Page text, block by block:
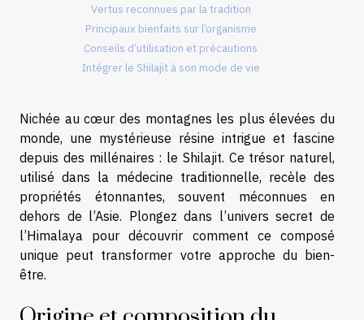
Vertus reconnues par la tradition
Principaux bienfaits sur l’organisme
Conseils d’utilisation et précautions
Intégrer le Shilajit à son mode de vie
Nichée au cœur des montagnes les plus élevées du
monde, une mystérieuse résine intrigue et fascine
depuis des millénaires : le Shilajit. Ce trésor naturel,
utilisé dans la médecine traditionnelle, recèle des
propriétés étonnantes, souvent méconnues en
dehors de l’Asie. Plongez dans l’univers secret de
l’Himalaya pour découvrir comment ce composé
unique peut transformer votre approche du bien-
être.